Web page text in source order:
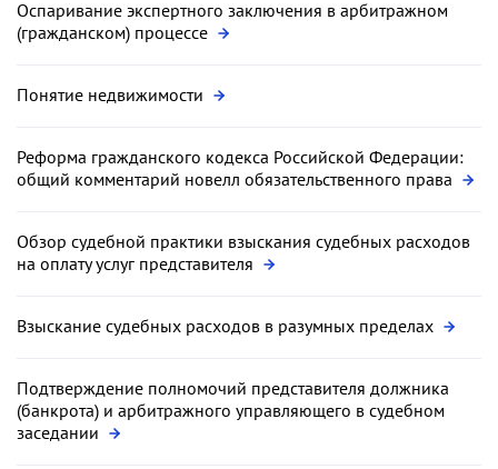
Оспаривание экспертного заключения в арбитражном
(гражданском) процессе
Понятие недвижимости
Реформа гражданского кодекса Российской Федерации:
общий комментарий новелл обязательственного права
Обзор судебной практики взыскания судебных расходов
на оплату услуг представителя
Взыскание судебных расходов в разумных пределах
Подтверждение полномочий представителя должника
(банкрота) и арбитражного управляющего в судебном
заседании